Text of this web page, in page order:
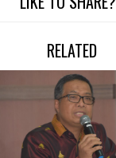
RELATED